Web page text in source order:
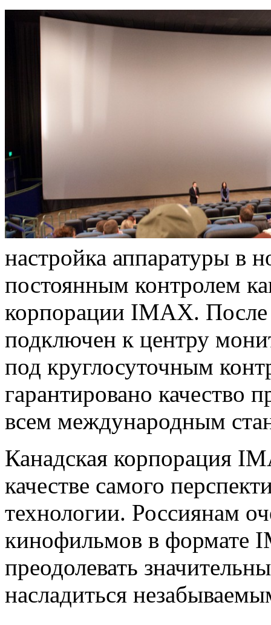
настройка аппаратуры в
постоянным контролем
корпорации IMAX. После
подключен к центру
под круглосуточным
гарантировано качество
всем международным
Канадская корпорация
качестве самого
технологии. Россиянам
кинофильмов в формате
преодолевать
насладиться